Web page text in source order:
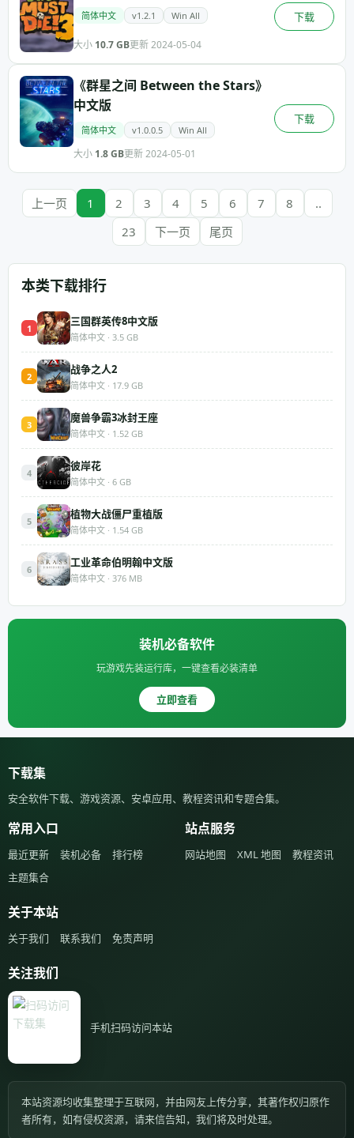
简体中文 v1.2.1 Win All
大小 10.7 GB更新 2024-05-04
下载
《群星之间 Between the Stars》
中文版
简体中文 v1.0.0.5 Win All
大小 1.8 GB更新 2024-05-01
下载
上一页 1 2 3 4 5 6 7 8
..
23
下一页 尾页
本类下载排行
1
三国群英传8中文版
简体中文 · 3.5 GB
2
战争之人2
简体中文 · 17.9 GB
3
魔兽争霸3冰封王座
简体中文 · 1.52 GB
4
彼岸花
简体中文 · 6 GB
5
植物大战僵尸重植版
简体中文 · 1.54 GB
6
工业革命伯明翰中文版
简体中文 · 376 MB
装机必备软件
玩游戏先装运行库，一键查看必装清单
立即查看
下载集
安全软件下载、游戏资源、安卓应用、教程资讯和专题合集。
常用入口
最近更新 装机必备
排行榜
主题集合
站点服务
网站地图 XML 地图 教程资讯
关于本站
关于我们 联系我们 免责声明
关注我们
手机扫码访问本站
本站资源均收集整理于互联网，并由网友上传分享，其著作权归原作
者所有，如有侵权资源，请来信告知，我们将及时处理。